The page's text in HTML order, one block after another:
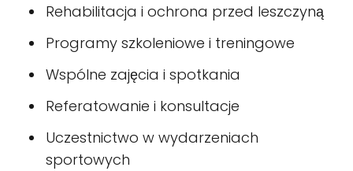
Rehabilitacja i ochrona przed leszczyną
Programy szkoleniowe i treningowe
Wspólne zajęcia i spotkania
Referatowanie i konsultacje
Uczestnictwo w wydarzeniach
sportowych